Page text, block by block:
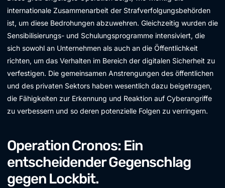
internationale Zusammenarbeit der Strafverfolgungsbehörden
ist, um diese Bedrohungen abzuwehren. Gleichzeitig wurden die
Sensibilisierungs- und Schulungsprogramme intensiviert, die
sich sowohl an Unternehmen als auch an die Öffentlichkeit
richten, um das Verhalten im Bereich der digitalen Sicherheit zu
verfestigen. Die gemeinsamen Anstrengungen des öffentlichen
und des privaten Sektors haben wesentlich dazu beigetragen,
die Fähigkeiten zur Erkennung und Reaktion auf Cyberangriffe
zu verbessern und so deren potenzielle Folgen zu verringern.
Operation Cronos: Ein
entscheidender Gegenschlag
gegen Lockbit.